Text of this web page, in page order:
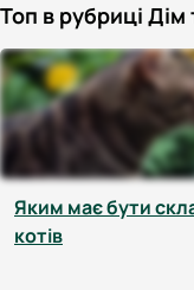
Топ в рубриці Дім
Яким має бути
котів